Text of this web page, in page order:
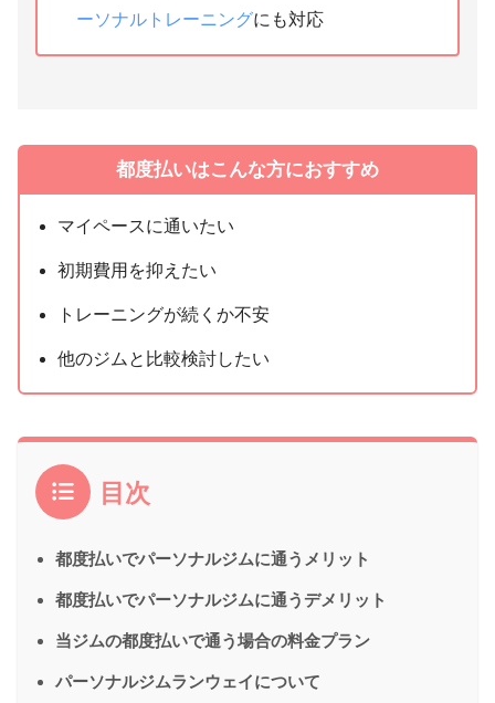
ーソナルトレーニングにも対応
都度払いはこんな方におすすめ
マイペースに通いたい
初期費用を抑えたい
トレーニングが続くか不安
他のジムと比較検討したい
目次
都度払いでパーソナルジムに通うメリット
都度払いでパーソナルジムに通うデメリット
当ジムの都度払いで通う場合の料金プラン
パーソナルジムランウェイについて